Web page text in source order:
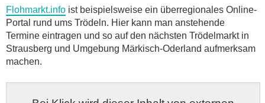
Flohmarkt.info ist beispielsweise ein überregionales Online-
Portal rund ums Trödeln. Hier kann man anstehende
Termine eintragen und so auf den nächsten Trödelmarkt in
Strausberg und Umgebung Märkisch-Oderland aufmerksam
machen.